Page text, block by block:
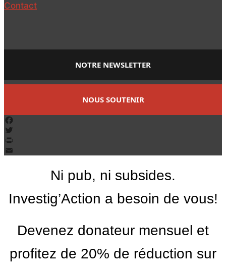
Contact
NOTRE NEWSLETTER
NOUS SOUTENIR
Facebook
Twitter
PrintFriendly
Ni pub, ni subsides.
Investig’Action a besoin de vous!
Devenez donateur mensuel et
profitez de 20% de réduction sur